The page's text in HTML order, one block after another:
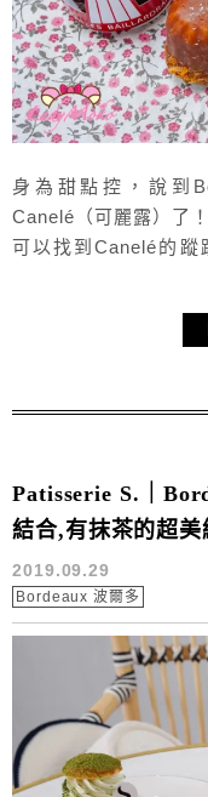
身為甜點控，說到
Canelé（可麗露）了
可以找到Canelé的蹤
是在車站就有兩家
Patisserie S.｜
結合,有抹茶的超美
2019.09.29
Bordeaux 波爾多